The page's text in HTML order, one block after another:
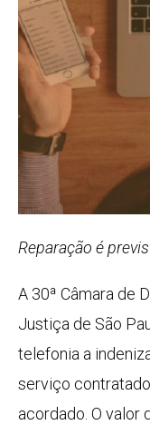
Reparação é
A 30ª Câmara de
Justiça de São
telefonia a
serviço
acordado. O valor